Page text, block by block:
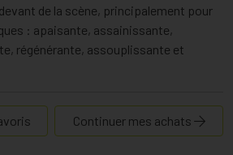
de la scène, principalement pour
: apaisante, assainissante,
régénérante, assouplissante et
Continuer mes achats